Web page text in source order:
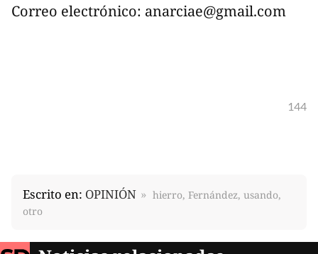
Correo electrónico: anarciae@gmail.com
144
Escrito en: OPINIÓN
hierro, Fernández, usando,
otro